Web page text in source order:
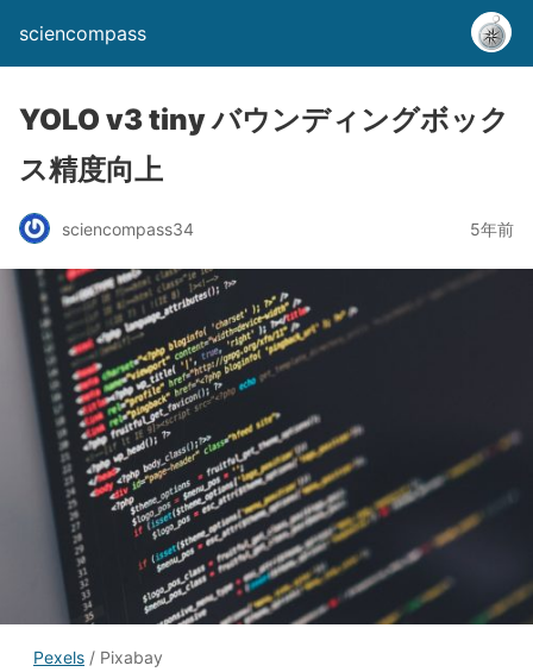
sciencompass
YOLO v3 tiny バウンディングボック
ス精度向上
sciencompass34 5年前
Pexels / Pixabay